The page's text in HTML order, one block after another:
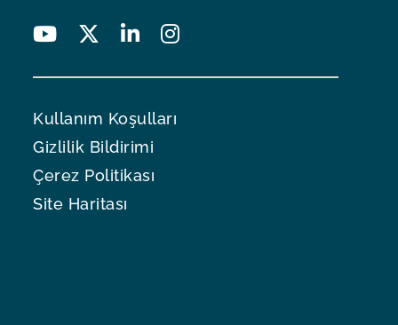
Kullanım Koşulları
Gizlilik Bildirimi
Çerez Politikası
Site Haritası